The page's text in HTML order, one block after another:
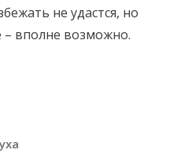
не удастся, но
– вполне возможно.